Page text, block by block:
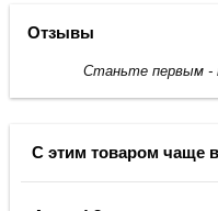
Отзывы
Станьте первым -
С этим товаром чаще